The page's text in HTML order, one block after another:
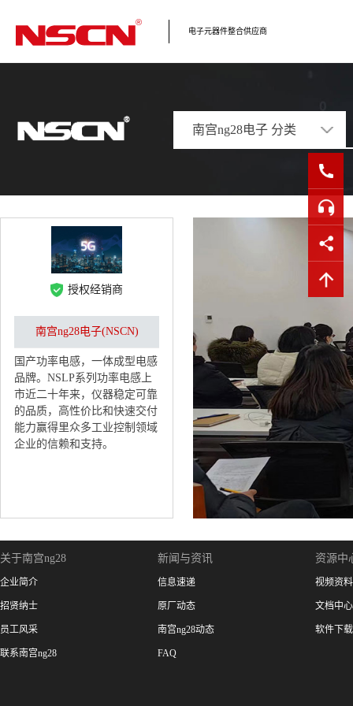
电子元器件整合供应商
南宫ng28电子 分类
授权经销商
南宫ng28电子(NSCN)
国产功率电感，一体成型电感
品牌。NSLP系列功率电感上
市近二十年来，仪器稳定可靠
的品质，高性价比和快速交付
能力赢得里众多工业控制领域
企业的信赖和支持。
关于南宫ng28
企业简介
招贤纳士
员工风采
联系南宫ng28
新闻与资讯
信息速递
原厂动态
南宫ng28动态
FAQ
资源中
视频资料
文档中心
软件下载